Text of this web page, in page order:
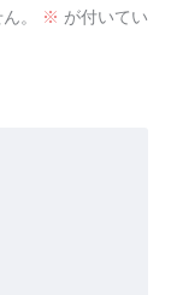
。 ※ が付いてい